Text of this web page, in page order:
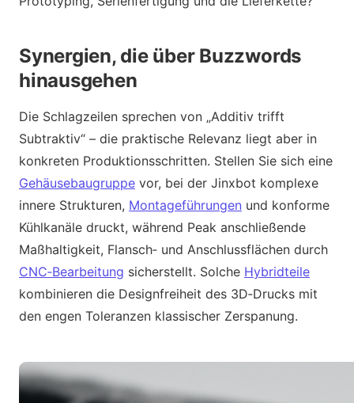
Synergien, die über Buzzwords
hinausgehen
Die Schlagzeilen sprechen von „Additiv trifft
Subtraktiv“ – die praktische Relevanz liegt aber in
konkreten Produktionsschritten. Stellen Sie sich eine
Gehäusebaugruppe vor, bei der Jinxbot komplexe
innere Strukturen, Montageführungen und konforme
Kühlkanäle druckt, während Peak anschließende
Maßhaltigkeit, Flansch‑ und Anschlussflächen durch
CNC‑Bearbeitung sicherstellt. Solche Hybridteile
kombinieren die Designfreiheit des 3D‑Drucks mit
den engen Toleranzen klassischer Zerspanung.